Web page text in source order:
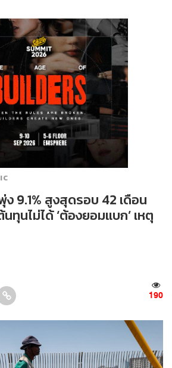
9.1% สูงสุดรอบ 42 เดือน
ทุนไม่ได้ ‘ต้องยอมแบก’ เหตุ
190